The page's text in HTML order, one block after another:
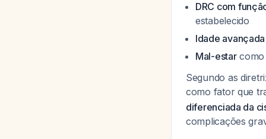
DRC com
estabelecido
Idade
Mal-estarcomo
Segundo as
como fator que
diferenciada da
complicações